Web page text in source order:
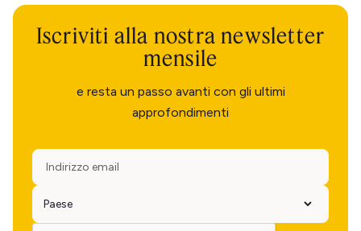
Iscriviti alla nostra newsletter
mensile
e resta un passo avanti con gli ultimi
approfondimenti